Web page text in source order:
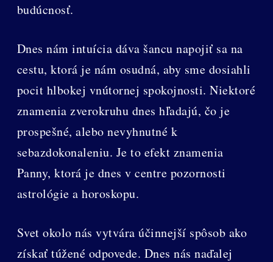
budúcnosť.
Dnes nám intuícia dáva šancu napojiť sa na
cestu, ktorá je nám osudná, aby sme dosiahli
pocit hlbokej vnútornej spokojnosti. Niektoré
znamenia zverokruhu dnes hľadajú, čo je
prospešné, alebo nevyhnutné k
sebazdokonaleniu. Je to efekt znamenia
Panny, ktorá je dnes v centre pozornosti
astrológie a horoskopu.
Svet okolo nás vytvára účinnejší spôsob ako
získať túžené odpovede. Dnes nás naďalej